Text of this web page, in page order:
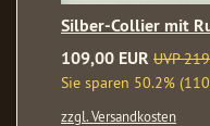
Silber-Collier mit
109,00 EUR UVP
Sie sparen 50.2%
zzgl. Versandkosten